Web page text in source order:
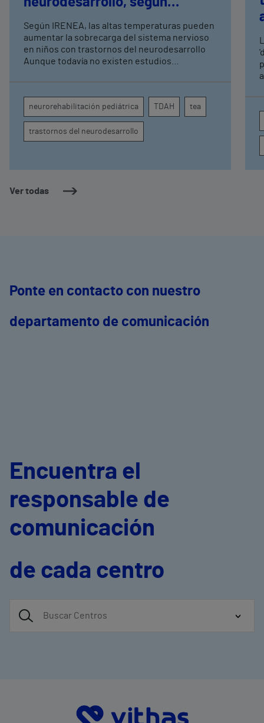
Ver todas
expertos en
neurorrehabilitación
pediátrica de Vithas
Según IRENEA, las altas temperaturas pueden
aumentar la sobrecarga del sistema nervioso
en niños con trastornos del neurodesarrollo
Aunque todavía no existen estudios
atención, la regulación emocional y la
conducta
neurorehabilitación pediátrica TDAH tea
trastornos del neurodesarrollo
Ponte en contacto con nuestro
departamento de comunicación
Encuentra el
responsable de
comunicación
de cada centro